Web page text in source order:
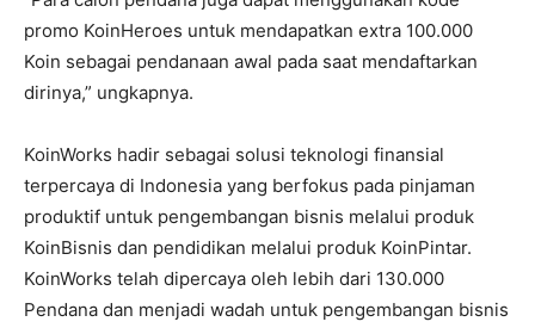
promo KoinHeroes untuk mendapatkan extra 100.000
Koin sebagai pendanaan awal pada saat mendaftarkan
dirinya,” ungkapnya.
KoinWorks hadir sebagai solusi teknologi finansial
terpercaya di Indonesia yang berfokus pada pinjaman
produktif untuk pengembangan bisnis melalui produk
KoinBisnis dan pendidikan melalui produk KoinPintar.
KoinWorks telah dipercaya oleh lebih dari 130.000
Pendana dan menjadi wadah untuk pengembangan bisnis